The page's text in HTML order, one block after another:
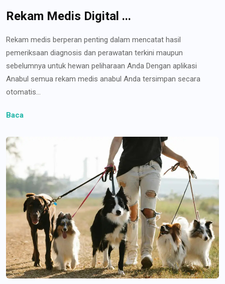
Rekam Medis Digital ...
Rekam medis berperan penting dalam mencatat hasil
pemeriksaan diagnosis dan perawatan terkini maupun
sebelumnya untuk hewan peliharaan Anda Dengan aplikasi
Anabul semua rekam medis anabul Anda tersimpan secara
otomatis...
Baca